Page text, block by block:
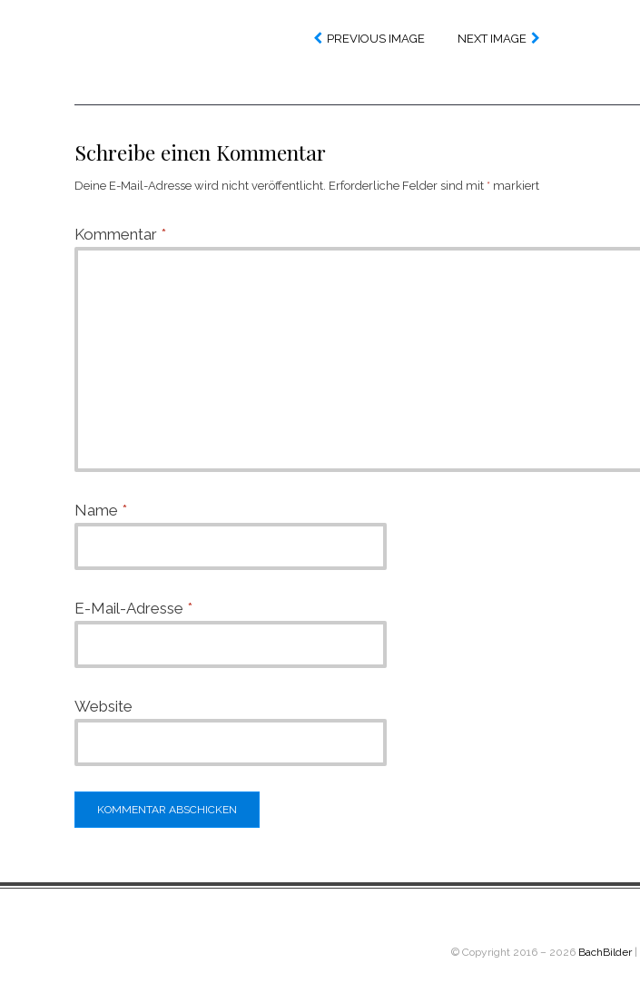
PREVIOUS IMAGE NEXT IMAGE
Schreibe einen Kommentar
Deine E-Mail-Adresse wird nicht veröffentlicht. Erforderliche Felder sind mit * markiert
Kommentar *
Name *
E-Mail-Adresse *
Website
© Copyright 2016 – 2026 BachBilder|